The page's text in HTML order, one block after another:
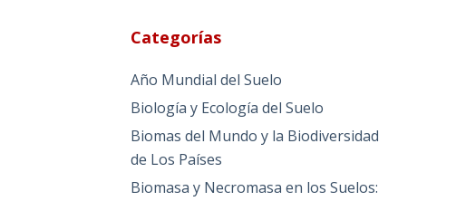
Categorías
Año Mundial del Suelo
Biología y Ecología del Suelo
Biomas del Mundo y la Biodiversidad
de Los Países
Biomasa y Necromasa en los Suelos: